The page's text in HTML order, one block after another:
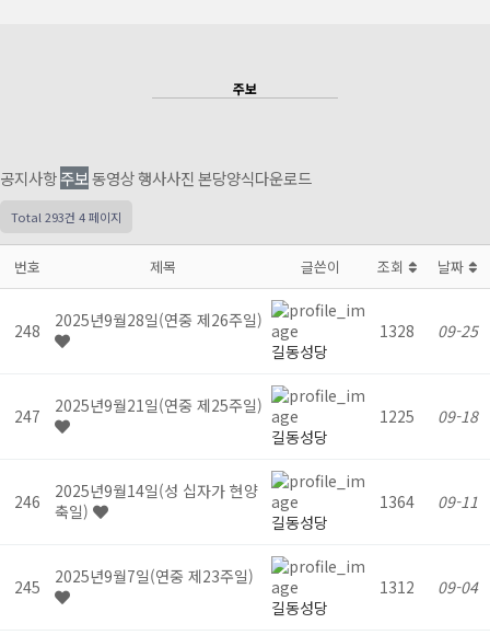
주보
공지사항주보동영상행사사진 본당양식다운로드
Total 293건 4 페이지
번호 제목 글쓴이 조회 날짜
248
2025년9월28일(연중 제26주일)
길동성당
1328 09-25
247
2025년9월21일(연중 제25주일)
길동성당
1225 09-18
246
2025년9월14일(성 십자가 현양
축일)
길동성당
1364 09-11
245
2025년9월7일(연중 제23주일)
길동성당
1312 09-04